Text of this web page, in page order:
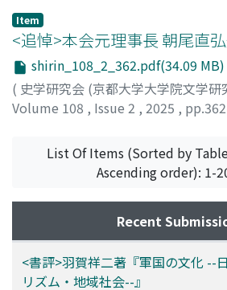
Item
<追悼>本会元理事長 朝尾直
shirin_108_2_362.pdf(34.09 MB)
( 史学研究会 (京都大学大学院文学研
Volume 108 , Issue 2 , 2025 ,
List Of Items (Sorted by
Ascending order): 1-
Recent
<書評>羽賀祥二著『軍国の文化 --
リズム・地域社会--』